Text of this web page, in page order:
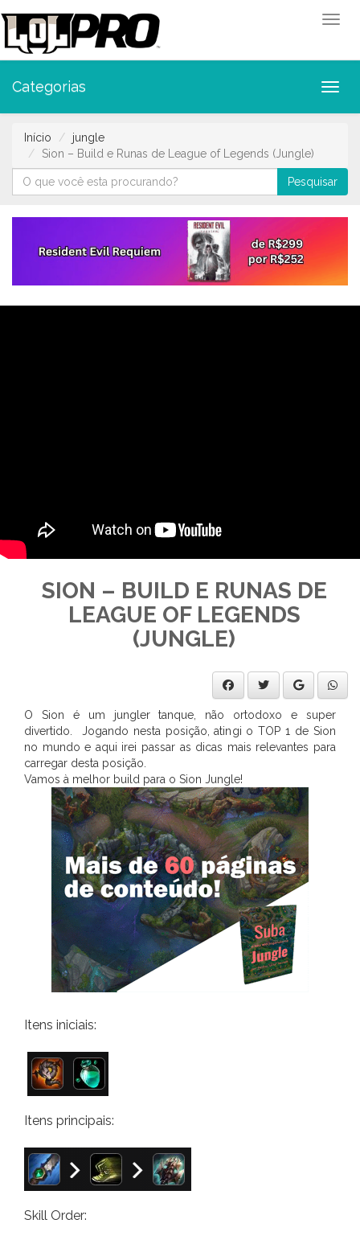
Categorias
Início
jungle
Sion – Build e Runas de League of Legends (Jungle)
Pesquisar
SION – BUILD E RUNAS DE
LEAGUE OF LEGENDS
(JUNGLE)
O Sion é um jungler tanque, não ortodoxo e super
divertido. Jogando nesta posição, atingi o TOP 1 de Sion
no mundo e aqui irei passar as dicas mais relevantes para
carregar desta posição.
Vamos à melhor build para o Sion Jungle!
Itens iniciais:
Itens principais:
Skill Order: